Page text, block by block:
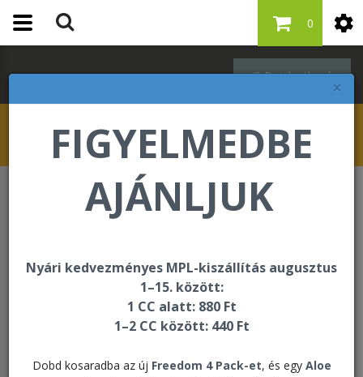
×
FIGYELMEDBE
AJÁNLJUK
Nyári kedvezményes MPL-kiszállítás augusztus
1–15. között:
1 CC alatt: 880 Ft
1–2 CC között: 440 Ft
Dobd kosaradba az új Freedom 4 Pack-et, és egy Aloe
Bejelentkezés
0
Egységcsomagok
A Touch of Forever Combo Pak